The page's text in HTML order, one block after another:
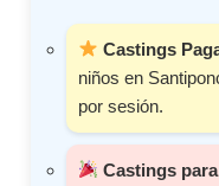
Castings
niños en
por sesión.
Castings